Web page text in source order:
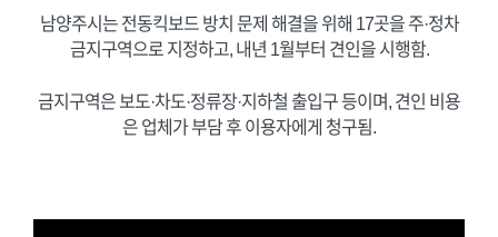
남양주시는 전동킥보드 방치 문제 해결을 위해 17곳을 주·정차
금지구역으로 지정하고, 내년 1월부터 견인을 시행함.
금지구역은 보도·차도·정류장·지하철 출입구 등이며, 견인 비용
은 업체가 부담 후 이용자에게 청구됨.